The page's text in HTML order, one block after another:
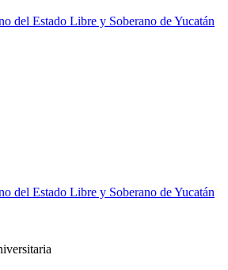
del Estado Libre y Soberano de Yucatán
del Estado Libre y Soberano de Yucatán